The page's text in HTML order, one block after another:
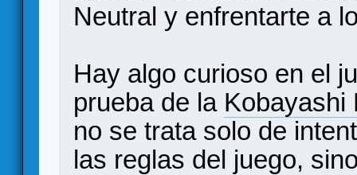
Neutral y enfrentarte a
Hay algo curioso en el
prueba de la Kobayashi
no se trata solo de
las reglas del juego,